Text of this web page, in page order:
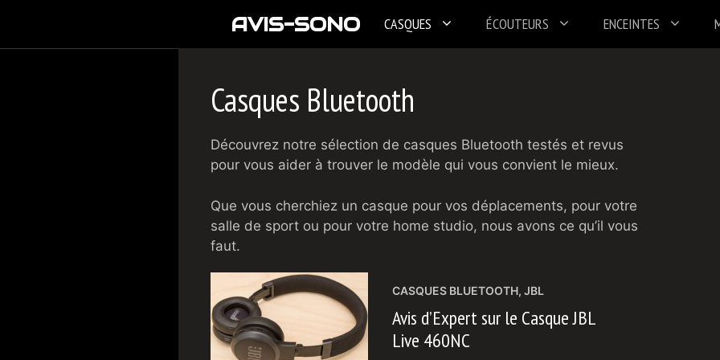
contenu
AVIS-SONO CASQUES ÉCOUTEURS ENCEINTES
Casques Bluetooth
Découvrez notre sélection de casques Bluetooth testés et revus
pour vous aider à trouver le modèle qui vous convient le mieux.
Que vous cherchiez un casque pour vos déplacements, pour votre
salle de sport ou pour votre home studio, nous avons ce qu’il vous
faut.
CASQUES BLUETOOTH, JBL
Avis d’Expert sur le Casque JBL
Live 460NC